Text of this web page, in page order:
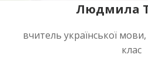
Людмила
вчитель української
клас